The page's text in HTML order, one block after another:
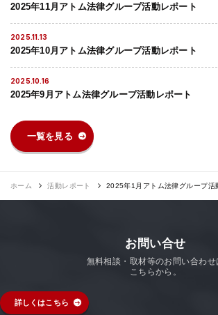
2025年11月アトム法律グループ活動レポート
2025.11.13
2025年10月アトム法律グループ活動レポート
2025.10.16
2025年9月アトム法律グループ活動レポート
一覧を見る
ホーム 活動レポート 2025年1月アトム法律グループ活
お問い合せ
無料相談・取材等のお問い合わせ
こちらから。
詳しくはこちら